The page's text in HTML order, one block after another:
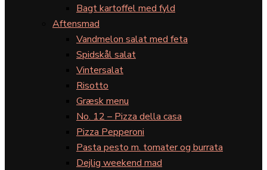
Bagt kartoffel med fyld
Aftensmad
Vandmelon salat med feta
Spidskål salat
Vintersalat
Risotto
Græsk menu
No. 12 – Pizza della casa
Pizza Pepperoni
Pasta pesto m. tomater og burrata
Dejlig weekend mad